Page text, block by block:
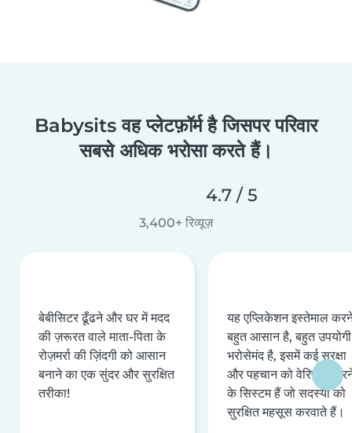
Babysits वह प्लेटफ़ॉर्म है जिसपर परिवार
सबसे अधिक भरोसा करते हैं।
4.7 / 5
3,400+ रिव्यूज़
बेबीसिटर ढूँढने और घर में मदद
की ज़रूरत वाले माता-पिता के
रोज़मर्रा की ज़िंदगी को आसान
बनाने का एक सुंदर और सुरक्षित
तरीका!
यह एप्लिकेशन इस्तेमाल
बहुत आसान है, बहुत
भरोसेमंद है, इसमें कई सुरक्षा
और पहचान को वेरिफ़ाई
के सिस्टम हैं जो सदस्यों को
सुरक्षित महसूस करवाते हैं।